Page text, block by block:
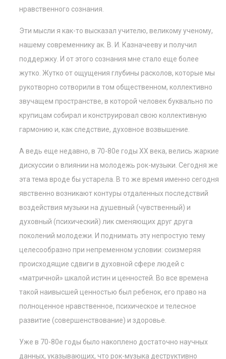
нравственного сознания.
Эти мысли я как-то высказал учителю, великому ученому,
нашему современнику ак. В. И. Казначееву и получил
поддержку. И от этого сознания мне стало еще более
жутко. Жутко от ощущения глубины расколов, которые мы
рукотворно сотворили в том общественном, коллективно
звучащем пространстве, в которой человек буквально по
крупицам собирал и конструировал свою коллективную
гармонию и, как следствие, духовное возвышение.
А ведь еще недавно, в 70-80е годы ХХ века, велись жаркие
дискуссии о влиянии на молодежь рок-музыки. Сегодня же
эта тема вроде бы устарела. В то же время именно сегодня
явственно возникают контуры отдаленных последствий
воздействия музыки на душевный (чувственный) и
духовный (психический) лик сменяющих друг друга
поколений молодежи. И поднимать эту непростую тему
целесообразно при непременном условии: соизмеряя
происходящие сдвиги в духовной сфере людей с
«матричной» шкалой истин и ценностей. Во все времена
такой наивысшей ценностью был ребенок, его право на
полноценное нравственное, психическое и телесное
развитие (совершенствование) и здоровье.
Уже в 70-80е годы было накоплено достаточно научных
данных, указывающих, что рок-музыка деструктивно